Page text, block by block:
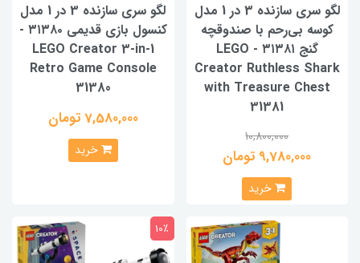
لگو سری سازنده 3 در 1 مدل
کوسه بی‌رحم با صندوقچه
گنج ۳۱۳۸۱ - LEGO
Creator Ruthless Shark
with Treasure Chest
31381
10,800,000
9,780,000 تومان
خرید
لگو سری سازنده 3 در 1 مدل
کنسول بازی قدیمی ۳۱۳۸۰ -
LEGO Creator 3-in-1
Retro Game Console
31380
7,580,000 تومان
خرید
10٪